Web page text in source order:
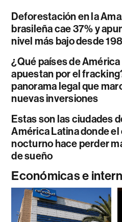
Deforestación en la
brasileña cae 37% y
nivel más bajo desde
¿Qué países de
apuestan por el
panorama legal que
nuevas inversiones
Estas son las ciudades
América Latina donde
nocturno hace perder
de sueño
Económicas e